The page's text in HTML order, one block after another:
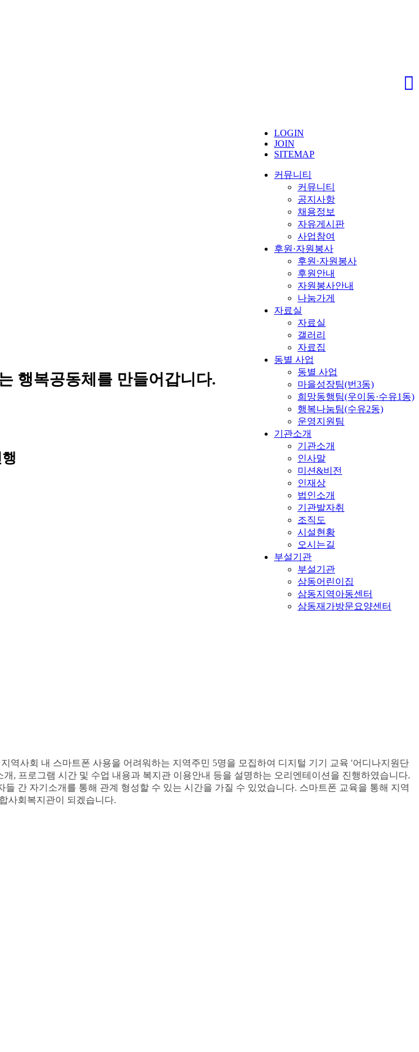
LOGIN
JOIN
SITEMAP
커뮤니티
커뮤니티
공지사항
채용정보
자유게시판
사업참여
후원·자원봉사
후원·자원봉사
후원안내
자원봉사안내
나눔가게
자료실
자료실
갤러리
자료집
동별 사업
동별 사업
마을성장팀(번3동)
희망동행팀(우이동·수유1동)
행복나눔팀(수유2동)
운영지원팀
기관소개
기관소개
인사말
미션&비전
인재상
법인소개
기관발자취
조직도
시설현황
오시는길
부설기관
부설기관
삼동어린이집
삼동지역아동센터
삼동재가방문요양센터
행복공동체를 만들어갑니다.
사회 내 스마트폰 사용을 어려워하는 지역주민 5명을 모집하여 디지털 기기 교육 '어디나지원단
, 프로그램 시간 및 수업 내용과 복지관 이용안내 등을 설명하는 오리엔테이션을 진행하였습니다.
간 자기소개를 통해 관계 형성할 수 있는 시간을 가질 수 있었습니다. 스마트폰 교육을 통해 지역
사회복지관이 되겠습니다.